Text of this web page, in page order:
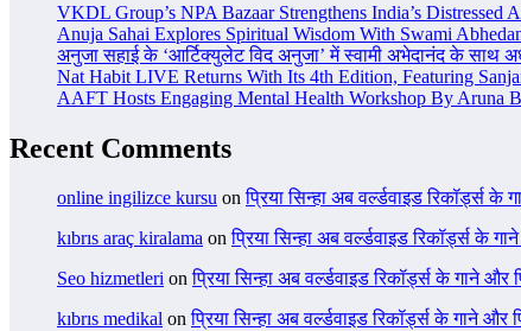
VKDL Group’s NPA Bazaar Strengthens India’s
Anuja Sahai Explores Spiritual Wisdom With Swami
अनुजा सहाई के ‘आर्टिक्युलेट विद अनुजा’ में स्वामी अभेदानंद के साथ
Nat Habit LIVE Returns With Its 4th Edition, Featuring
AAFT Hosts Engaging Mental Health Workshop By Aruna
Recent Comments
online ingilizce kursu onप्रिया सिन्हा अब वर्ल्डवाइड रिकॉर्ड्स
kıbrıs araç kiralama onप्रिया सिन्हा अब वर्ल्डवाइड रिकॉर्ड्स के
Seo hizmetleri onप्रिया सिन्हा अब वर्ल्डवाइड रिकॉर्ड्स के गाने
kıbrıs medikal onप्रिया सिन्हा अब वर्ल्डवाइड रिकॉर्ड्स के गाने